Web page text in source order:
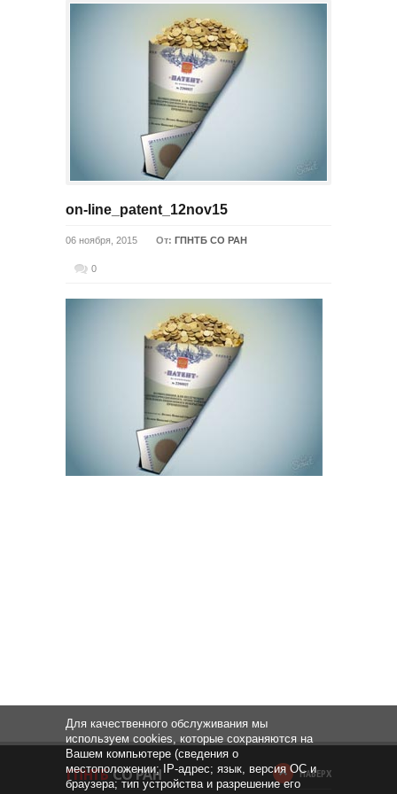
on-line_patent_12nov15
06 ноября, 2015 От: ГПНТБ СО РАН
0
НАВЕРХ
Для качественного обслуживания мы
используем cookies, которые сохраняются на
Вашем компьютере (сведения о
местоположении; IP-адрес; язык, версия ОС и
браузера; тип устройства и разрешение его